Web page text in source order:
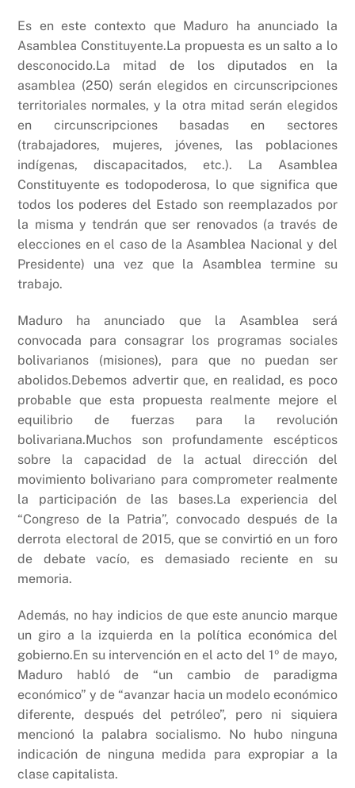
Es en este contexto que Maduro ha anunciado la
Asamblea Constituyente.La propuesta es un salto a lo
desconocido.La mitad de los diputados en la
asamblea (250) serán elegidos en circunscripciones
territoriales normales, y la otra mitad serán elegidos
en circunscripciones basadas en sectores
(trabajadores, mujeres, jóvenes, las poblaciones
indígenas, discapacitados, etc.). La Asamblea
Constituyente es todopoderosa, lo que significa que
todos los poderes del Estado son reemplazados por
la misma y tendrán que ser renovados (a través de
elecciones en el caso de la Asamblea Nacional y del
Presidente) una vez que la Asamblea termine su
trabajo.
Maduro ha anunciado que la Asamblea será
convocada para consagrar los programas sociales
bolivarianos (misiones), para que no puedan ser
abolidos.Debemos advertir que, en realidad, es poco
probable que esta propuesta realmente mejore el
equilibrio de fuerzas para la revolución
bolivariana.Muchos son profundamente escépticos
sobre la capacidad de la actual dirección del
movimiento bolivariano para comprometer realmente
la participación de las bases.La experiencia del
“Congreso de la Patria”, convocado después de la
derrota electoral de 2015, que se convirtió en un foro
de debate vacío, es demasiado reciente en su
memoria.
Además, no hay indicios de que este anuncio marque
un giro a la izquierda en la política económica del
gobierno.En su intervención en el acto del 1º de mayo,
Maduro habló de “un cambio de paradigma
económico” y de “avanzar hacia un modelo económico
diferente, después del petróleo”, pero ni siquiera
mencionó la palabra socialismo. No hubo ninguna
indicación de ninguna medida para expropiar a la
clase capitalista.